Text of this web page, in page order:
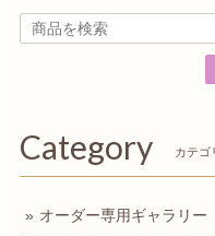
Category カテゴ
オーダー専用ギャラリー